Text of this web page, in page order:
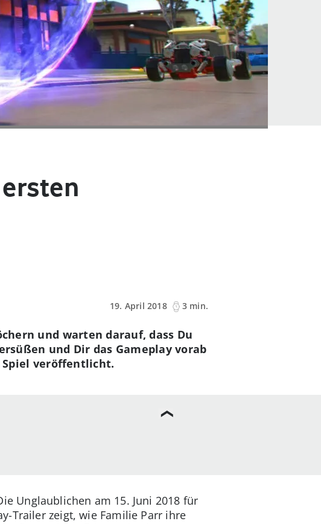
19. April 2018
3 min.
und warten darauf, dass Du
und Dir das Gameplay vorab
veröffentlicht.
Unglaublichen am 15. Juni 2018 für
Trailer zeigt, wie Familie Parr ihre